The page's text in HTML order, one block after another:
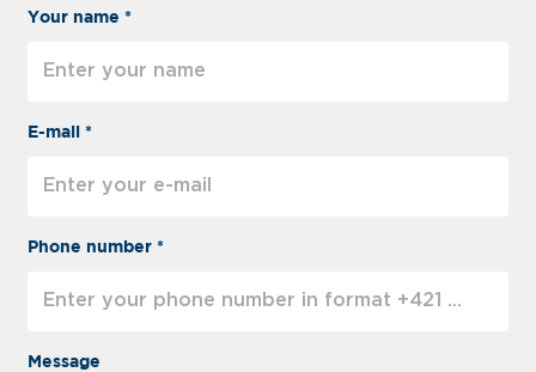
Your name *
E-mail *
Phone number *
Message